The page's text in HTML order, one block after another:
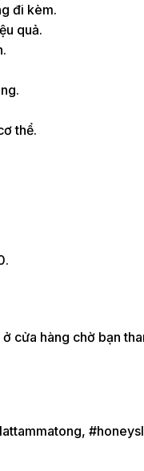
đi kèm.
quả.
thể.
cửa hàng chờ bạn